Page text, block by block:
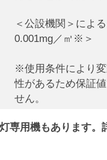
＜公設機関＞によ
0.001mg／㎥※＞
※使用条件により
性があるため保証
せん。
専用機もあります。